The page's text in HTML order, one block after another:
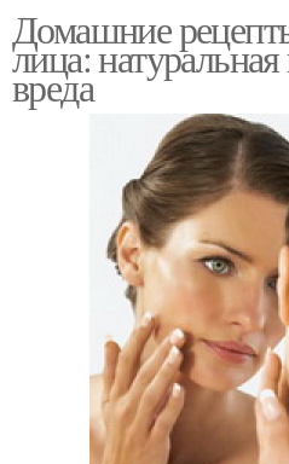
Домашние
лица: натуральная
вреда